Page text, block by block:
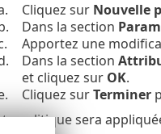
Cliquez sur Nouvelle
Dans la section
Apportez une
Dans la section
et cliquez sur OK.
Cliquez surTerminer
politique sera